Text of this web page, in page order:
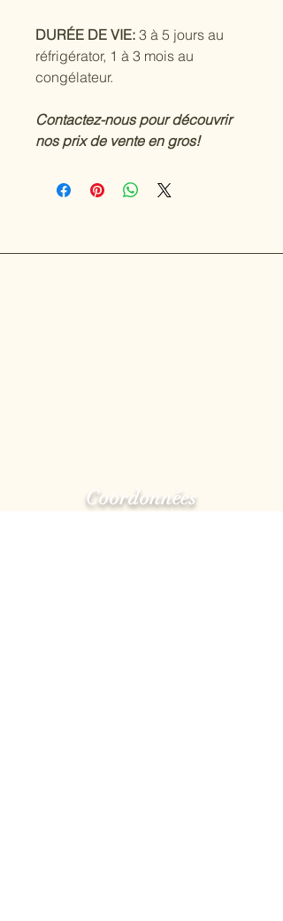
DURÉE DE VIE: 3 à 5 jours au
réfrigérator, 1 à 3 mois au
congélateur.
Contactez-nous pour découvrir
nos prix de vente en gros!
Coordonnées